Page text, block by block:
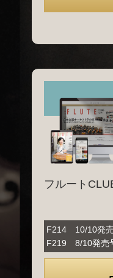
フルート
F214 10/10発
F219 8/10発売